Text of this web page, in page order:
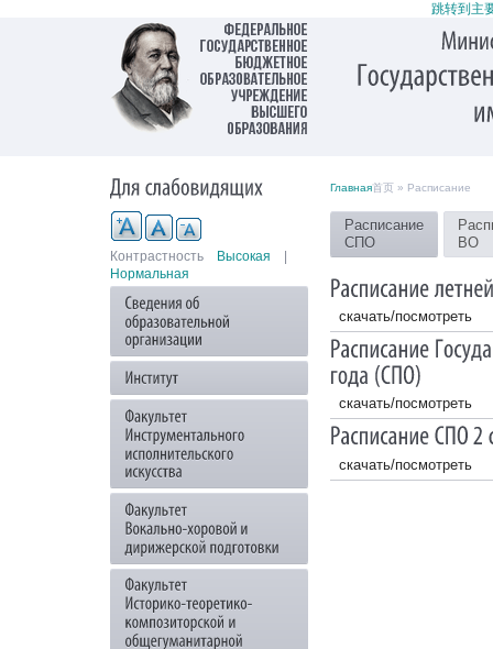
跳转到主
Контрастность Высокая
Нормальная
Главная首页 » Расписание
Расписание
СПО
ВО
скачать/посмотреть
скачать/посмотреть
скачать/посмотреть